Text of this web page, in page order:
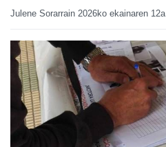
Julene Sorarrain 2026ko ekainaren 12a